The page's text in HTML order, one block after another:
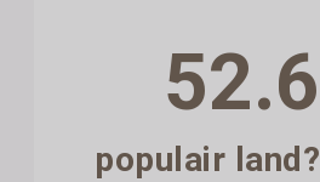
populair land?